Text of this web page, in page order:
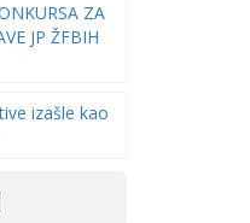
ZA
JP ŽFBIH
izašle kao